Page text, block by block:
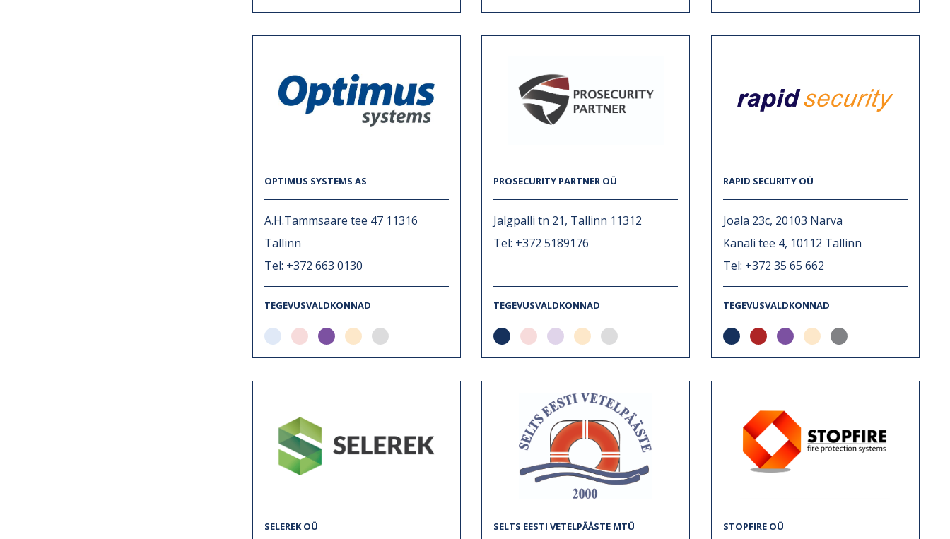
OPTIMUS SYSTEMS AS
A.H.Tammsaare tee 47 11316
Tallinn
Tel: +372 663 0130
TEGEVUSVALDKONNAD
PROSECURITY PARTNER OÜ
Jalgpalli tn 21, Tallinn 11312
Tel: +372 5189176
TEGEVUSVALDKONNAD
RAPID SECURITY OÜ
Joala 23c, 20103 Narva
Kanali tee 4, 10112 Tallinn
Tel: +372 35 65 662
TEGEVUSVALDKONNAD
SELEREK OÜ SELTS EESTI VETELPÄÄSTE MTÜ STOPFIRE OÜ